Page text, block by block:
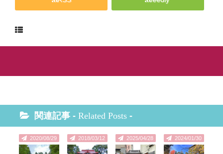
関連記事 - Related Posts -
2020/08/29 2018/03/12 2025/04/28 2024/01/30